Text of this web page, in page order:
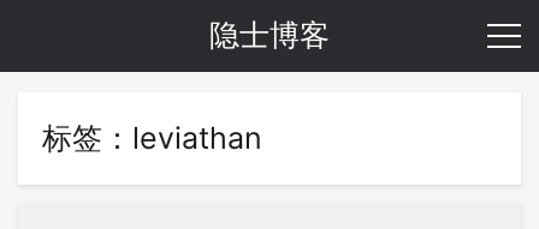
隐士博客
标签：leviathan